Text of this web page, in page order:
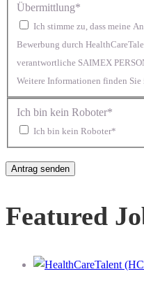
Übermittlung*
Ich stimme zu, dass meine
Bewerbung durch HealthCareTalent sowie die organisatorisch
verantwortliche SAIMEX PERSONAL erhoben und verarbeitet
Ich bin kein Roboter*
Ich bin kein Roboter*
Featured